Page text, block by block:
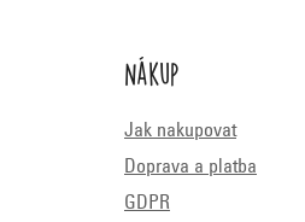
Nákup
Jak nakupovat
Doprava a platba
GDPR